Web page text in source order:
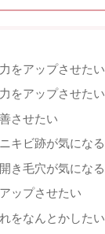
をアップさせたい
をアップさせたい
させたい
キビ跡が気になる
き毛穴が気になる
ップさせたい
をなんとかしたい